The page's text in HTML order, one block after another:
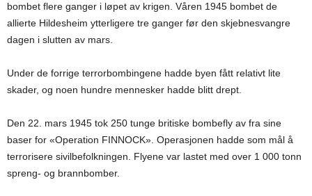
bombet flere ganger i løpet av krigen. Våren 1945 bombet de
allierte Hildesheim ytterligere tre ganger før den skjebnesvangre
dagen i slutten av mars.
Under de forrige terrorbombingene hadde byen fått relativt lite
skader, og noen hundre mennesker hadde blitt drept.
Den 22. mars 1945 tok 250 tunge britiske bombefly av fra sine
baser for «Operation FINNOCK». Operasjonen hadde som mål å
terrorisere sivilbefolkningen. Flyene var lastet med over 1 000 tonn
spreng- og brannbomber.